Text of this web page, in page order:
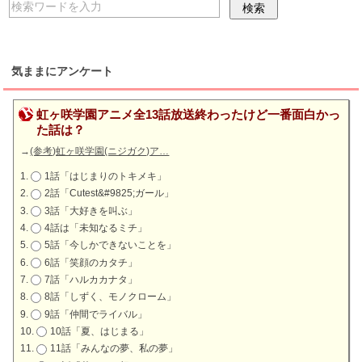
気ままにアンケート
虹ヶ咲学園アニメ全13話放送終わったけど一番面白かっ
た話は？
→(参考)虹ヶ咲学園(ニジガク)ア…
1話「はじまりのトキメキ」
2話「Cutest&#9825;ガール」
3話「大好きを叫ぶ」
4話は「未知なるミチ」
5話「今しかできないことを」
6話「笑顔のカタチ」
7話「ハルカカナタ」
8話「しずく、モノクローム」
9話「仲間でライバル」
10話「夏、はじまる」
11話「みんなの夢、私の夢」